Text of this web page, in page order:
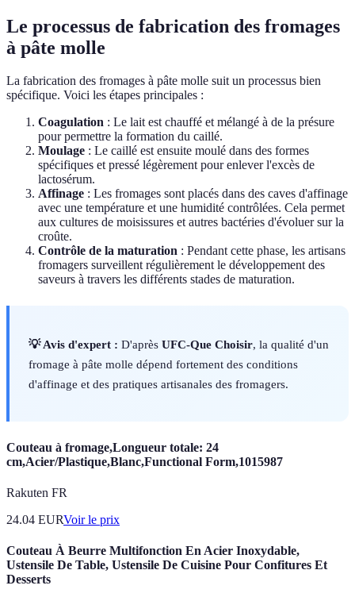
Le processus de fabrication des fromages
à pâte molle
La fabrication des fromages à pâte molle suit un processus bien
spécifique. Voici les étapes principales :
Coagulation : Le lait est chauffé et mélangé à de la présure
pour permettre la formation du caillé.
Moulage : Le caillé est ensuite moulé dans des formes
spécifiques et pressé légèrement pour enlever l'excès de
lactosérum.
Affinage : Les fromages sont placés dans des caves d'affinage
avec une température et une humidité contrôlées. Cela permet
aux cultures de moisissures et autres bactéries d'évoluer sur la
croûte.
Contrôle de la maturation : Pendant cette phase, les artisans
fromagers surveillent régulièrement le développement des
saveurs à travers les différents stades de maturation.
💡 Avis d'expert : D'après UFC-Que Choisir, la qualité d'un
fromage à pâte molle dépend fortement des conditions
d'affinage et des pratiques artisanales des fromagers.
Couteau à fromage,Longueur totale: 24
cm,Acier/Plastique,Blanc,Functional Form,1015987
Rakuten FR
24.04 EURVoir le prix
Couteau À Beurre Multifonction En Acier Inoxydable,
Ustensile De Table, Ustensile De Cuisine Pour Confitures Et
Desserts